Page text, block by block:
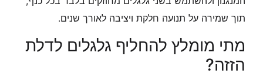
תוך שמירה על תנועה חלקת ויציבה לאורך שנים.
מתי מומלץ להחליף גלגלים לדלת
הזזה?